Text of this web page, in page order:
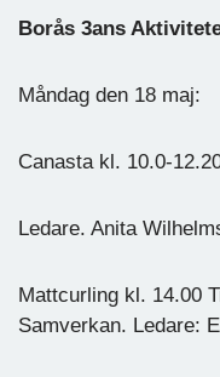
Borås 3ans
Måndag den 18 maj:
Canasta kl. 10.0-
Ledare. Anita
Mattcurling kl. 14.00
Samverkan. Ledare: